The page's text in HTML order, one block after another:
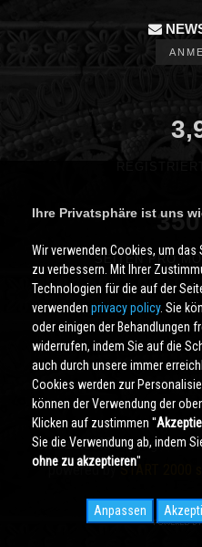
SEITEN PRO
Cividale.COMCopyright ©
powered bySTART 2000
Ihre Privatsphäre ist uns
Wir verwenden Cookies, um
zu verbessern. Mit Ihrer
Technologien für die auf der
verwenden privacy policy. Sie
oder einigen der Behandlungen
widerrufen, indem Sie auf die
auch durch unsere immer
Cookies werden zur
können der Verwendung der
Klicken auf zustimmen ''
Sie die Verwendung ab, indem
ohne zu akzeptieren''
Anpassen